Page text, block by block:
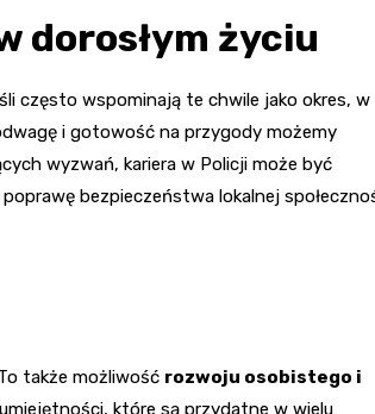
dorosłym życiu
często wspominają te chwile jako okres, w
i gotowość na przygody możemy
wyzwań, kariera w Policji może być
bezpieczeństwa lokalnej
także możliwość rozwoju osobistego i
które są przydatne w wielu